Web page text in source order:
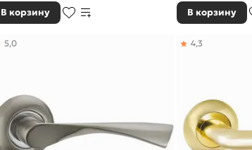
В корзину В корзину
5,0 4,3